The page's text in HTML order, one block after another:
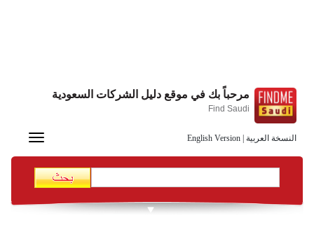
النسخة العربية English Version
مرحباً بك في موقع دليل الشركات السعودية
Find Saudi
Toggle